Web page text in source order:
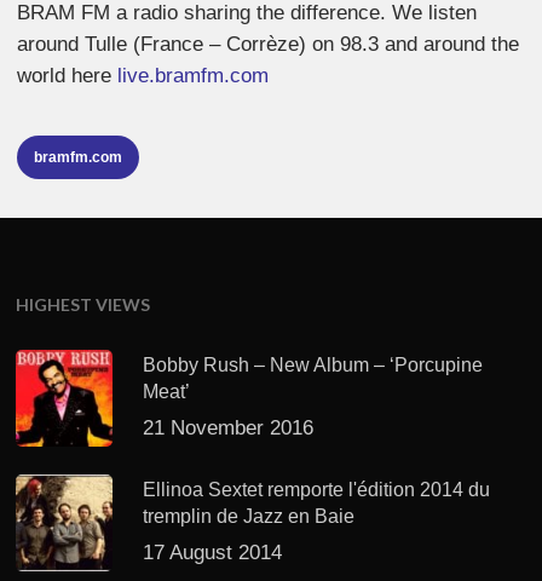
BRAM FM a radio sharing the difference. We listen
around Tulle (France – Corrèze) on 98.3 and around the
world here live.bramfm.com
bramfm.com
HIGHEST VIEWS
Bobby Rush – New Album – ‘Porcupine
Meat’
21 November 2016
Ellinoa Sextet remporte l'édition 2014 du
tremplin de Jazz en Baie
17 August 2014